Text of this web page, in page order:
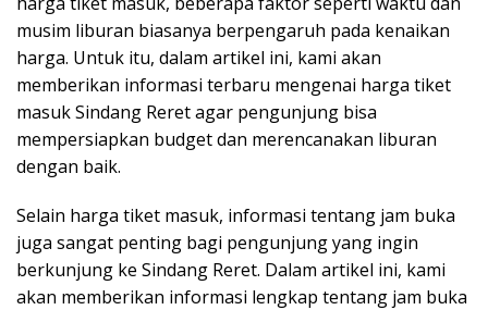
musim liburan biasanya berpengaruh pada kenaikan
harga. Untuk itu, dalam artikel ini, kami akan
memberikan informasi terbaru mengenai harga tiket
masuk Sindang Reret agar pengunjung bisa
mempersiapkan budget dan merencanakan liburan
dengan baik.
Selain harga tiket masuk, informasi tentang jam buka
juga sangat penting bagi pengunjung yang ingin
berkunjung ke Sindang Reret. Dalam artikel ini, kami
akan memberikan informasi lengkap tentang jam buka